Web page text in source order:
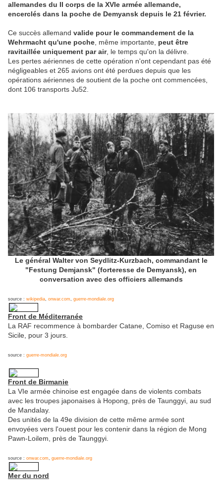
allemandes du II corps de la XVIe armée allemande,
encerclés dans la poche de Demyansk depuis le 21 février.
Ce succès allemand valide pour le commandement de la
Wehrmacht qu'une poche , même importante, peut être
ravitaillée uniquement par air, le temps qu'on la délivre.
Les pertes aériennes de cette opération n'ont cependant pas été
négligeables et 265 avions ont été perdues depuis que les
opérations aériennes de soutient de la poche ont commencées,
dont 106 transports Ju52.
Le général Walter von Seydlitz-Kurzbach, commandant le
"Festung Demjansk" (forteresse de Demyansk), en
conversation avec des officiers allemands
source : wikipedia, onwar.com, guerre-mondiale.org
Front de Méditerranée
La RAF recommence à bombarder Catane, Comiso et Raguse en
Sicile, pour 3 jours.
source : guerre-mondiale.org
Front de Birmanie
La VIe armée chinoise est engagée dans de violents combats
avec les troupes japonaises à Hopong, près de Taunggyi, au sud
de Mandalay.
Des unités de la 49e division de cette même armée sont
envoyées vers l'ouest pour les contenir dans la région de Mong
Pawn-Loilem, près de Taunggyi.
source : onwar.com, guerre-mondiale.org
Mer du nord